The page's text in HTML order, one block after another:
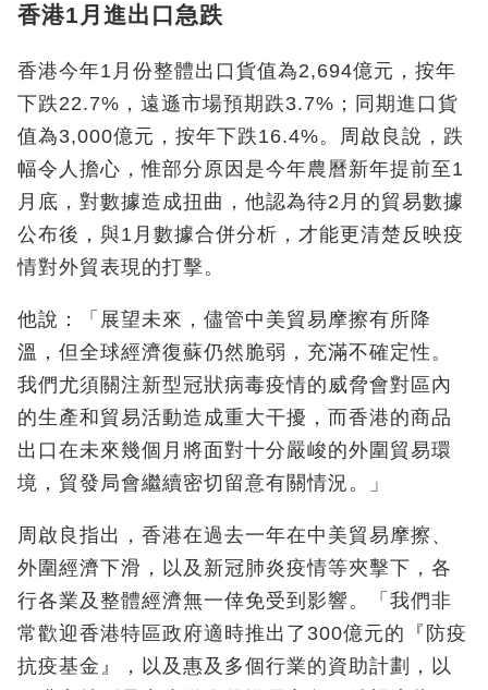
香港1月進出口急跌
香港今年1月份整體出口貨值為2,694億元，按年
下跌22.7%，遠遜市場預期跌3.7%；同期進口貨
值為3,000億元，按年下跌16.4%。周啟良說，跌
幅令人擔心，惟部分原因是今年農曆新年提前至1
月底，對數據造成扭曲，他認為待2月的貿易數據
公布後，與1月數據合併分析，才能更清楚反映疫
情對外貿表現的打擊。
他說：「展望未來，儘管中美貿易摩擦有所降
溫，但全球經濟復蘇仍然脆弱，充滿不確定性。
我們尤須關注新型冠狀病毒疫情的威脅會對區內
的生產和貿易活動造成重大干擾，而香港的商品
出口在未來幾個月將面對十分嚴峻的外圍貿易環
境，貿發局會繼續密切留意有關情況。」
周啟良指出，香港在過去一年在中美貿易摩擦、
外圍經濟下滑，以及新冠肺炎疫情等夾擊下，各
行各業及整體經濟無一倖免受到影響。「我們非
常歡迎香港特區政府適時推出了300億元的『防疫
抗疫基金』，以及惠及多個行業的資助計劃，以